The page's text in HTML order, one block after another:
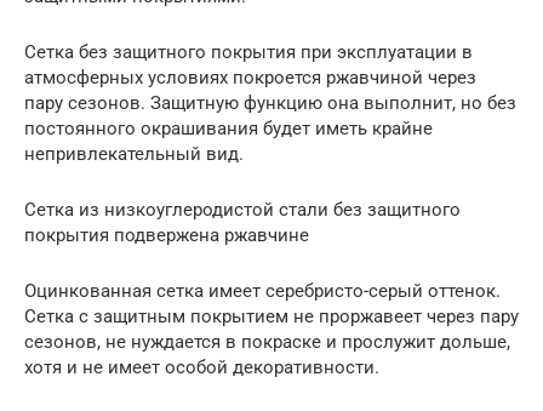
Сетка без защитного покрытия при эксплуатации в
атмосферных условиях покроется ржавчиной через
пару сезонов. Защитную функцию она выполнит, но без
постоянного окрашивания будет иметь крайне
непривлекательный вид.
Сетка из низкоуглеродистой стали без защитного
покрытия подвержена ржавчине
Оцинкованная сетка имеет серебристо-серый оттенок.
Сетка с защитным покрытием не проржавеет через пару
сезонов, не нуждается в покраске и прослужит дольше,
хотя и не имеет особой декоративности.